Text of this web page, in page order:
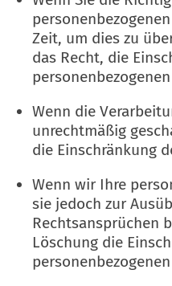
Zeit, um dies zu
das Recht, die
Wenn die
unrechtmäßig
die Einschränkung
Wenn wir Ihre
sie jedoch zur
Rechtsansprüchen
Löschung die